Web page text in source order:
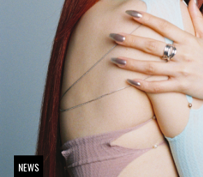
NEWS